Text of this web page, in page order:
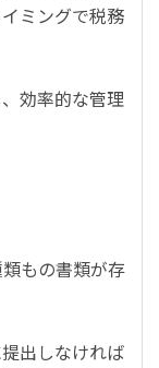
ミングで税務
効率的な管理
もの書類が存
出しなければ